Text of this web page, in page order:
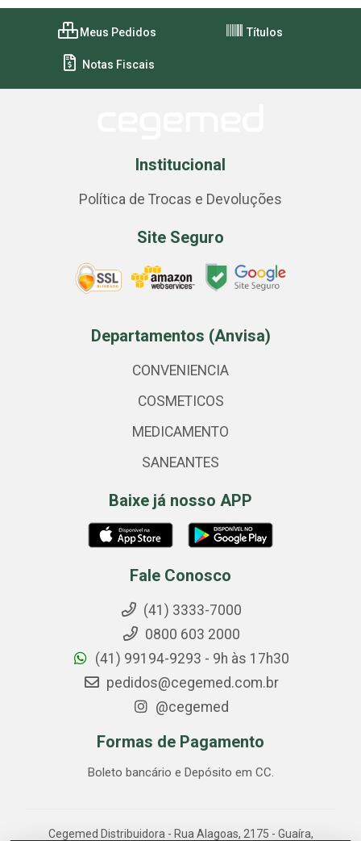
Meus Pedidos Títulos
Notas Fiscais
Institucional
Política de Trocas e Devoluções
Site Seguro
Departamentos (Anvisa)
CONVENIENCIA
COSMETICOS
MEDICAMENTO
SANEANTES
Baixe já nosso APP
Fale Conosco
(41) 3333-7000
0800 603 2000
(41) 99194-9293 - 9h às 17h30
pedidos@cegemed.com.br
@cegemed
Formas de Pagamento
Boleto bancário e Depósito em CC.
Cegemed Distribuidora - Rua Alagoas, 2175 - Guaíra,